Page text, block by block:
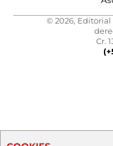
© 2026, Editorial
Cr.